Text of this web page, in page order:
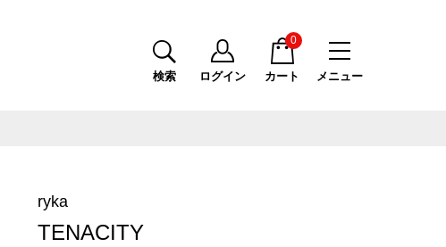
メニュー
検索 ログイン カート
0
ryka
TENACITY